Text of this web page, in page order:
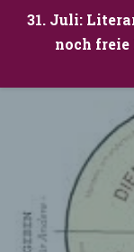
31. Juli:
noch